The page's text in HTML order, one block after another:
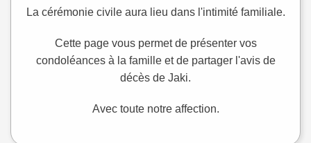
La cérémonie civile aura lieu dans l'intimité familiale.
Cette page vous permet de présenter vos
condoléances à la famille et de partager l'avis de
décès de Jaki.
Avec toute notre affection.